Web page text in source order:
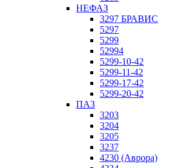
НЕФАЗ
3297 БРАВИС
5297
5299
52994
5299-10-42
5299-11-42
5299-17-42
5299-20-42
ПАЗ
3203
3204
3205
3237
4230 (Аврора)